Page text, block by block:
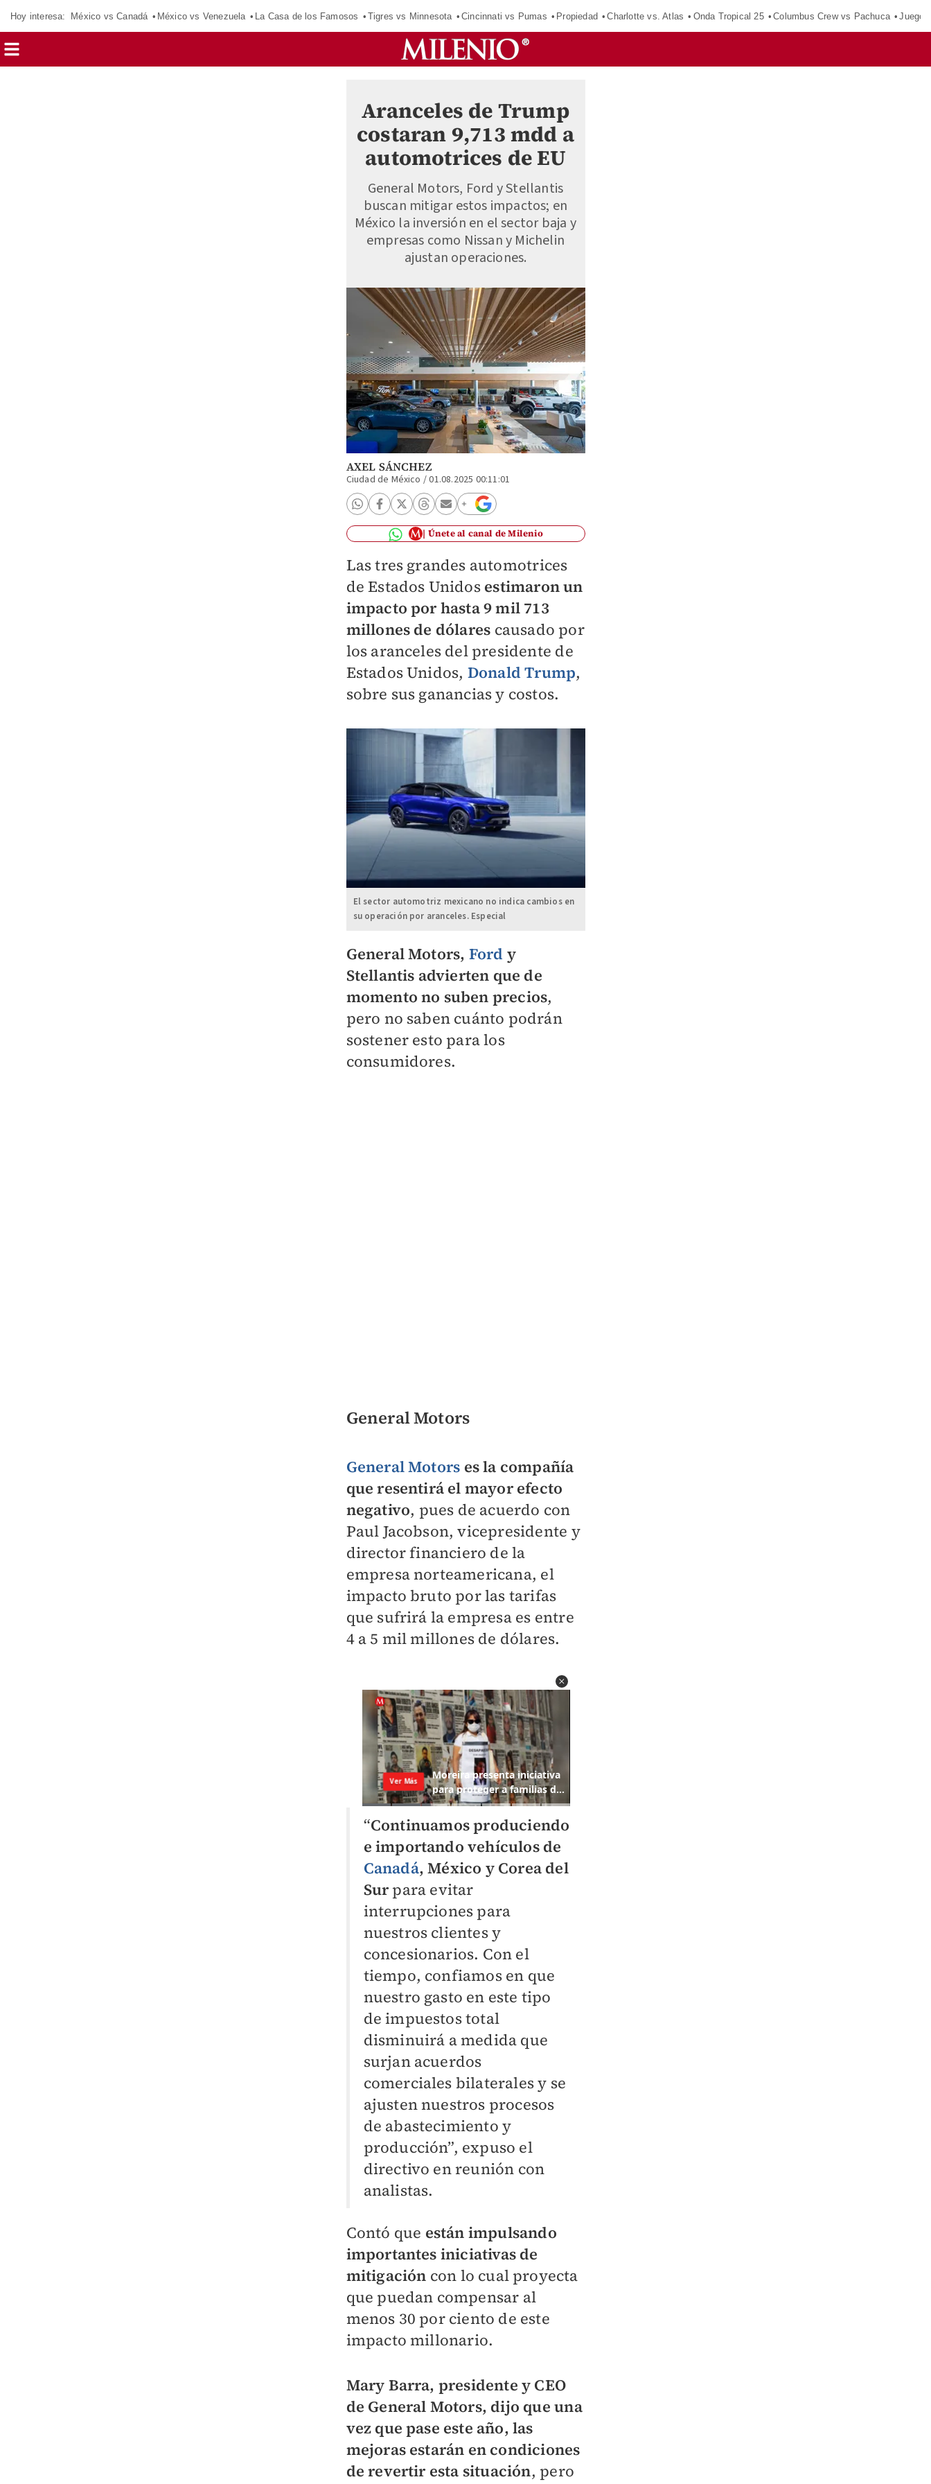
Hoy interesa: México vs Canadá México vs Venezuela La Casa de los Famosos Tigres vs Minnesota Cincinnati vs Pumas Propiedad Charlotte vs. Atlas Onda Tropical 25 Columbus Crew vs Pachuca
Aranceles de Trump
costaran 9,713 mdd a
automotrices de EU
General Motors, Ford y Stellantis
buscan mitigar estos impactos; en
México la inversión en el sector baja y
empresas como Nissan y Michelin
ajustan operaciones.
AXEL SÁNCHEZ
Ciudad de México /01.08.2025 00:11:01
Únete al canal de Milenio
Las tres grandes automotrices
de Estados Unidos estimaron un
impacto por hasta 9 mil 713
millones de dólares causado por
los aranceles del presidente de
Estados Unidos, Donald Trump,
sobre sus ganancias y costos.
El sector automotriz mexicano no indica cambios en
su operación por aranceles. Especial
General Motors, Ford y
Stellantis advierten que de
momento no suben precios,
pero no saben cuánto podrán
sostener esto para los
consumidores.
General Motors
General Motors es la compañía
que resentirá el mayor efecto
negativo, pues de acuerdo con
Paul Jacobson, vicepresidente y
director financiero de la
empresa norteamericana, el
impacto bruto por las tarifas
que sufrirá la empresa es entre
4 a 5 mil millones de dólares.
“Continuamos produciendo
e importando vehículos de
Canadá, México y Corea del
Surpara evitar
interrupciones para
nuestros clientes y
concesionarios. Con el
tiempo, confiamos en que
nuestro gasto en este tipo
de impuestos total
disminuirá a medida que
surjan acuerdos
comerciales bilaterales y se
ajusten nuestros procesos
de abastecimiento y
producción”, expuso el
directivo en reunión con
analistas.
Contó que están impulsando
importantes iniciativas de
mitigación con lo cual proyecta
que puedan compensar al
menos 30 por ciento de este
impacto millonario.
Mary Barra, presidente y CEO
de General Motors, dijo que una
vez que pase este año, las
mejoras estarán en condiciones
de revertir esta situación, pero